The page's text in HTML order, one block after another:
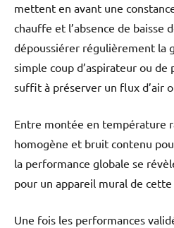
mettent en avant une
chauffe et l’absence de baisse
dépoussiérer régulièrement la
simple coup d’aspirateur ou de
suffit à préserver un flux d’air
Entre montée en température
homogène et bruit contenu
la performance globale se
pour un appareil mural de
Une fois les performances